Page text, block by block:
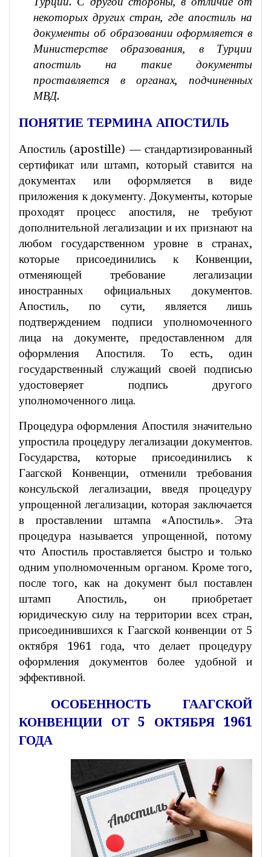
некоторых других стран, где апостиль на
документы об образовании оформляется в
Министерстве образования, в Турции
апостиль на такие документы
проставляется в органах, подчиненных
МВД.
ПОНЯТИЕ ТЕРМИНА АПОСТИЛЬ
Апостиль (apostille) — стандартизированный
сертификат или штамп, который ставится на
документах или оформляется в виде
приложения к документу. Документы, которые
проходят процесс апостиля, не требуют
дополнительной легализации и их признают на
любом государственном уровне в странах,
которые присоединились к Конвенции,
отменяющей требование легализации
иностранных официальных документов.
Апостиль, по сути, является лишь
подтверждением подписи уполномоченного
лица на документе, предоставленном для
оформления Апостиля. То есть, один
государственный служащий своей подписью
удостоверяет подпись другого
уполномоченного лица.
Процедура оформления Апостиля значительно
упростила процедуру легализации документов.
Государства, которые присоединились к
Гаагской Конвенции, отменили требования
консульской легализации, введя процедуру
упрощенной легализации, которая заключается
в проставлении штампа «Апостиль». Эта
процедура называется упрощенной, потому
что Апостиль проставляется быстро и только
одним уполномоченным органом. Кроме того,
после того, как на документ был поставлен
штамп Апостиль, он приобретает
юридическую силу на территории всех стран,
присоединившихся к Гаагской конвенции от 5
октября 1961 года, что делает процедуру
оформления документов более удобной и
эффективной.
ОСОБЕННОСТЬ ГААГСКОЙ
КОНВЕНЦИИ ОТ 5 ОКТЯБРЯ 1961
ГОДА